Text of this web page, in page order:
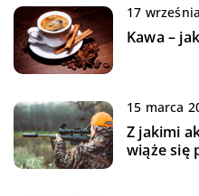
17
Kawa –
15 marca
Z jakimi
wiąże się